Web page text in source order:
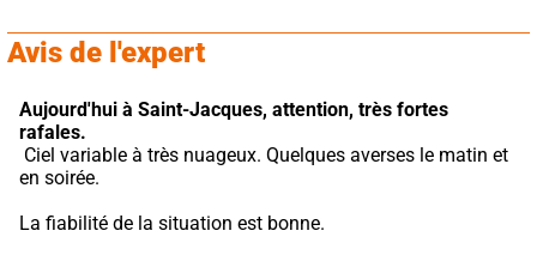
Avis de l'expert
Aujourd'hui à Saint-Jacques, attention, très fortes
rafales.
en soirée.
La fiabilité de la situation est bonne.